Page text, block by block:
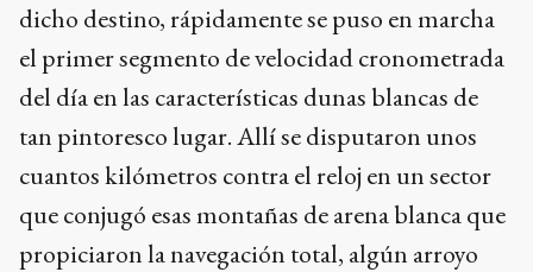
dicho destino, rápidamente se puso en marcha
el primer segmento de velocidad cronometrada
del día en las características dunas blancas de
tan pintoresco lugar. Allí se disputaron unos
cuantos kilómetros contra el reloj en un sector
que conjugó esas montañas de arena blanca que
propiciaron la navegación total, algún arroyo